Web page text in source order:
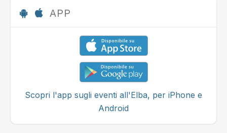
APP
Scopri l'app sugli eventi all'Elba, per iPhone e
Android